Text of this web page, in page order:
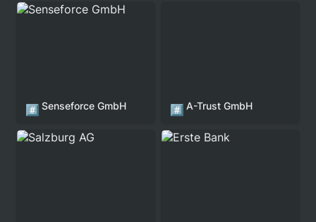
Senseforce GmbH
#️⃣ Senseforce GmbH #️⃣ A-Trust GmbH
Salzburg AG Erste Bank